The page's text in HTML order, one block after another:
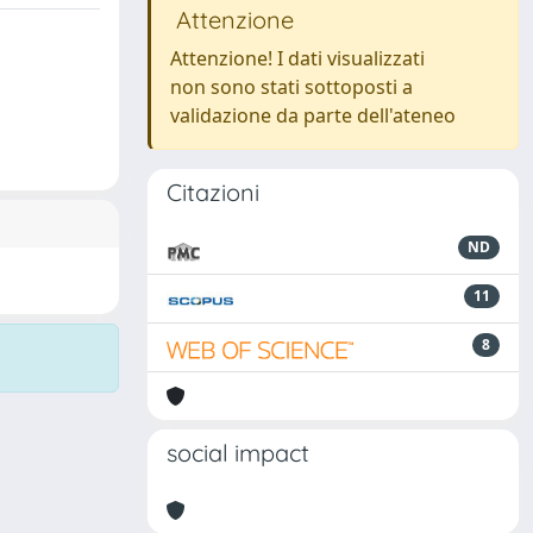
Attenzione
Attenzione! I dati visualizzati
non sono stati sottoposti a
validazione da parte dell'ateneo
Citazioni
ND
11
8
social impact